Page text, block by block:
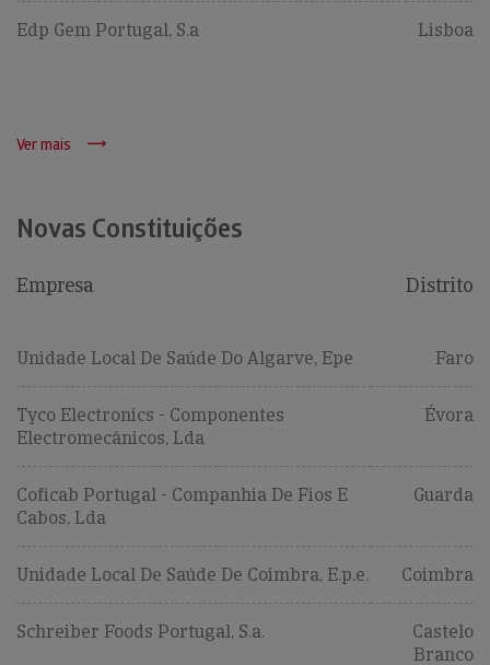
Edp Gem Portugal, S.a Lisboa
Ver mais
Novas Constituições
Empresa Distrito
Unidade Local De Saúde Do Algarve, Epe Faro
Tyco Electronics - Componentes
Electromecânicos, Lda
Évora
Coficab Portugal - Companhia De Fios E
Cabos, Lda
Guarda
Unidade Local De Saúde De Coimbra, E.p.e. Coimbra
Schreiber Foods Portugal, S.a.
Castelo
Branco